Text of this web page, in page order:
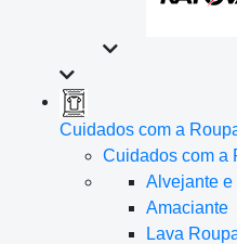
Cuidados com a
Cuidados com a
Alvejante e
Amaciante
Lava